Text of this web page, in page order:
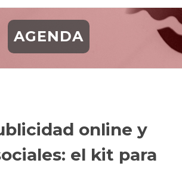
AGENDA
online y
el kit para